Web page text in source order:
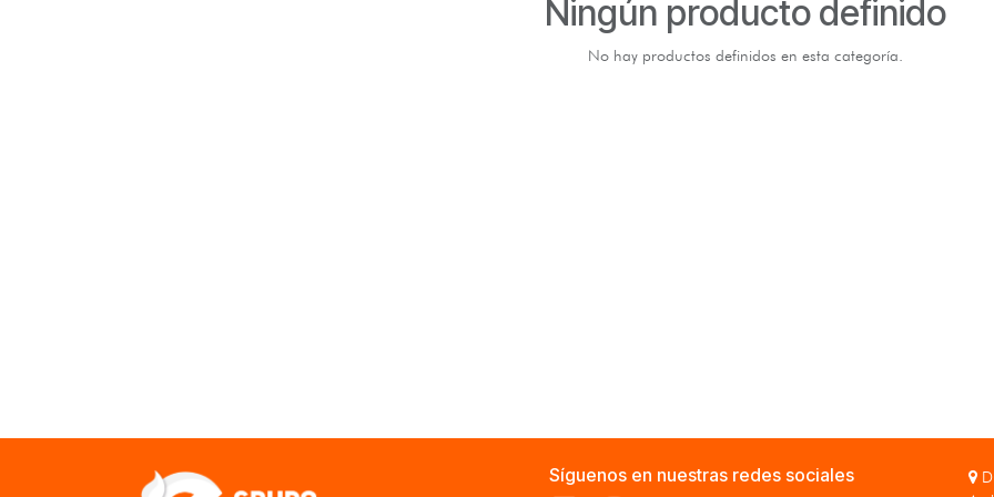
Ningún producto definido
No hay productos definidos en esta categoría.
Síguenos en nuestras redes sociales